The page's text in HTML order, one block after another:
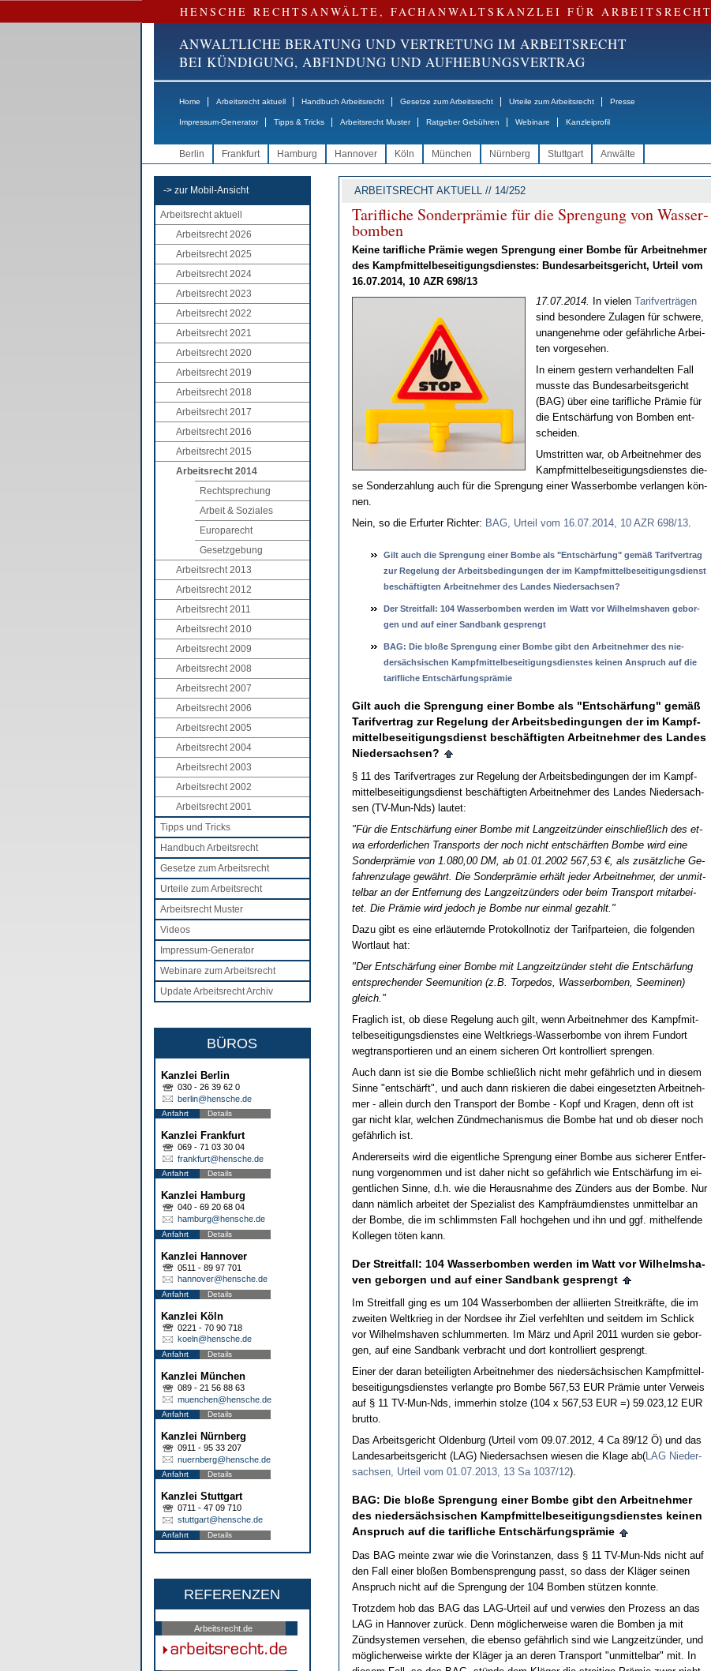
HENSCHE RECHTSANWÄLTE, FACHANWALTSKANZLEI FÜR ARBEITSRECHT
ANWALTLICHE BERATUNG UND VERTRETUNG IM ARBEITSRECHT
BEI KÜNDIGUNG, ABFINDUNG UND AUFHEBUNGSVERTRAG
Home Arbeitsrecht aktuell Handbuch Arbeitsrecht Gesetze zum Arbeitsrecht Urteile zum Arbeitsrecht Presse
Impressum-Generator Tipps & Tricks Arbeitsrecht Muster Ratgeber Gebühren Webinare Kanzleiprofil
Berlin Frankfurt Hamburg Hannover Köln München Nürnberg Stuttgart Anwälte
-> zur Mobil-Ansicht
Arbeitsrecht aktuell
Arbeitsrecht 2026
Arbeitsrecht 2025
Arbeitsrecht 2024
Arbeitsrecht 2023
Arbeitsrecht 2022
Arbeitsrecht 2021
Arbeitsrecht 2020
Arbeitsrecht 2019
Arbeitsrecht 2018
Arbeitsrecht 2017
Arbeitsrecht 2016
Arbeitsrecht 2015
Arbeitsrecht 2014
Rechtsprechung
Arbeit & Soziales
Europarecht
Gesetzgebung
Arbeitsrecht 2013
Arbeitsrecht 2012
Arbeitsrecht 2011
Arbeitsrecht 2010
Arbeitsrecht 2009
Arbeitsrecht 2008
Arbeitsrecht 2007
Arbeitsrecht 2006
Arbeitsrecht 2005
Arbeitsrecht 2004
Arbeitsrecht 2003
Arbeitsrecht 2002
Arbeitsrecht 2001
Tipps und Tricks
Handbuch Arbeitsrecht
Gesetze zum Arbeitsrecht
Urteile zum Arbeitsrecht
Arbeitsrecht Muster
Videos
Impressum-Generator
Webinare zum Arbeitsrecht
Update Arbeitsrecht Archiv
BÜROS
Kanzlei Berlin
030 - 26 39 62 0
berlin@hensche.de
Anfahrt Details
Kanzlei Frankfurt
069 - 71 03 30 04
frankfurt@hensche.de
Anfahrt Details
Kanzlei Hamburg
040 - 69 20 68 04
hamburg@hensche.de
Anfahrt Details
Kanzlei Hannover
0511 - 89 97 701
hannover@hensche.de
Anfahrt Details
Kanzlei Köln
0221 - 70 90 718
koeln@hensche.de
Anfahrt Details
Kanzlei München
089 - 21 56 88 63
muenchen@hensche.de
Anfahrt Details
Kanzlei Nürnberg
0911 - 95 33 207
nuernberg@hensche.de
Anfahrt Details
Kanzlei Stuttgart
0711 - 47 09 710
stuttgart@hensche.de
Anfahrt Details
REFERENZEN
Arbeitsrecht.de
ARBEITSRECHT AKTUELL // 14/252
Ta­rif­li­che Son­der­prä­mie für die Spren­gung von Was­ser­
bom­ben
Kei­ne ta­rif­li­che Prä­mie we­gen Spren­gung ei­ner Bom­be für Ar­beit­neh­mer
des Kampf­mit­tel­be­sei­ti­gungs­diens­tes: Bun­des­ar­beits­ge­richt, Ur­teil vom
16.07.2014, 10 AZR 698/13
17.07.2014. In vie­len Ta­rif­ver­trä­gen
sind be­son­de­re Zu­la­gen für schwe­re,
un­an­ge­neh­me oder ge­fähr­li­che Ar­bei­
ten vor­ge­se­hen.
In ei­nem ges­tern ver­han­del­ten Fall
muss­te das Bun­des­ar­beits­ge­richt
(BAG) über ei­ne ta­rif­li­che Prä­mie für
die Ent­schär­fung von Bom­ben ent­
schei­den.
Um­strit­ten war, ob Ar­beit­neh­mer des
Kampf­mit­tel­be­sei­ti­gungs­diens­tes die­
se Son­der­zah­lung auch für die Spren­gung ei­ner Was­ser­bom­be ver­lan­gen kön­
nen.
Nein, so die Er­fur­ter Rich­ter: BAG, Ur­teil vom 16.07.2014, 10 AZR 698/13.
Gilt auch die Spren­gung ei­ner Bom­be als "Entschärfung" gemäß Ta­rif­ver­trag
zur Re­ge­lung der Ar­beits­be­din­gun­gen der im Kampf­mit­tel­be­sei­ti­gungs­dienst
beschäftig­ten Ar­beit­neh­mer des Lan­des Nie­der­sach­sen?
Der Streit­fall: 104 Was­ser­bom­ben wer­den im Watt vor Wil­helms­ha­ven ge­bor­
gen und auf ei­ner Sand­bank ge­sprengt
BAG: Die bloße Spren­gung ei­ner Bom­be gibt den Ar­beit­neh­mer des nie­
dersäch­si­schen Kampf­mit­tel­be­sei­ti­gungs­diens­tes kei­nen An­spruch auf die
ta­rif­li­che Entschärfungs­prämie
Gilt auch die Spren­gung ei­ner Bom­be als "Entschärfung" gemäß
Ta­rif­ver­trag zur Re­ge­lung der Ar­beits­be­din­gun­gen der im Kampf­
mit­tel­be­sei­ti­gungs­dienst beschäftig­ten Ar­beit­neh­mer des Lan­des
Nie­der­sach­sen?
§ 11 des Ta­rif­ver­tra­ges zur Re­ge­lung der Ar­beits­be­din­gun­gen der im Kampf­
mit­tel­be­sei­ti­gungs­dienst beschäftig­ten Ar­beit­neh­mer des Lan­des Nie­der­sach­
sen (TV-Mun-Nds) lau­tet:
"Für die Entschärfung ei­ner Bom­be mit Lang­zeitzünder ein­sch­ließlich des et­
wa er­for­der­li­chen Trans­ports der noch nicht entschärf­ten Bom­be wird ei­ne
Son­der­prämie von 1.080,00 DM, ab 01.01.2002 567,53 €, als zusätz­li­che Ge­
fah­ren­zu­la­ge gewährt. Die Son­der­prämie erhält je­der Ar­beit­neh­mer, der un­mit­
tel­bar an der Ent­fer­nung des Lang­zeitzünders oder beim Trans­port mit­ar­bei­
tet. Die Prämie wird je­doch je Bom­be nur ein­mal ge­zahlt."
Da­zu gibt es ei­ne erläutern­de Pro­to­koll­no­tiz der Ta­rif­par­tei­en, die fol­gen­den
Wort­laut hat:
"Der Entschärfung ei­ner Bom­be mit Lang­zeitzünder steht die Entschärfung
ent­spre­chen­der See­mu­ni­ti­on (z.B. Tor­pe­dos, Was­ser­bom­ben, See­mi­nen)
gleich."
Frag­lich ist, ob die­se Re­ge­lung auch gilt, wenn Ar­beit­neh­mer des Kampf­mit­
tel­be­sei­ti­gungs­diens­tes ei­ne Welt­kriegs-Was­ser­bom­be von ih­rem Fund­ort
weg­trans­por­tie­ren und an ei­nem si­che­ren Ort kon­trol­liert spren­gen.
Auch dann ist sie die Bom­be schließlich nicht mehr gefähr­lich und in die­sem
Sin­ne "entschärft", und auch dann ris­kie­ren die da­bei ein­ge­setz­ten Ar­beit­neh­
mer - al­lein durch den Trans­port der Bom­be - Kopf und Kra­gen, denn oft ist
gar nicht klar, wel­chen Zünd­me­cha­nis­mus die Bom­be hat und ob die­ser noch
gefähr­lich ist.
An­de­rer­seits wird die ei­gent­li­che Spren­gung ei­ner Bom­be aus si­che­rer Ent­fer­
nung vor­ge­nom­men und ist da­her nicht so gefähr­lich wie Entschärfung im ei­
gent­li­chen Sin­ne, d.h. wie die Her­aus­nah­me des Zünders aus der Bom­be. Nur
dann nämlich ar­bei­tet der Spe­zia­list des Kampfräum­diens­tes un­mit­tel­bar an
der Bom­be, die im schlimms­ten Fall hoch­ge­hen und ihn und ggf. mit­hel­fen­de
Kol­le­gen töten kann.
Der Streit­fall: 104 Was­ser­bom­ben wer­den im Watt vor Wil­helms­ha­
ven ge­bor­gen und auf ei­ner Sand­bank ge­sprengt
Im Streit­fall ging es um 104 Was­ser­bom­ben der al­li­ier­ten Streit­kräfte, die im
zwei­ten Welt­krieg in der Nord­see ihr Ziel ver­fehl­ten und seit­dem im Schlick
vor Wil­helms­ha­ven schlum­mer­ten. Im März und April 2011 wur­den sie ge­bor­
gen, auf ei­ne Sand­bank ver­bracht und dort kon­trol­liert ge­sprengt.
Ei­ner der dar­an be­tei­lig­ten Ar­beit­neh­mer des nie­dersäch­si­schen Kampf­mit­tel­
be­sei­ti­gungs­diens­tes ver­lang­te pro Bom­be 567,53 EUR Prämie un­ter Ver­weis
auf § 11 TV-Mun-Nds, im­mer­hin stol­ze (104 x 567,53 EUR =) 59.023,12 EUR
brut­to.
Das Ar­beits­ge­richt Ol­den­burg (Ur­teil vom 09.07.2012, 4 Ca 89/12 Ö) und das
Lan­des­ar­beits­ge­richt (LAG) Nie­der­sach­sen wie­sen die Kla­ge ab(LAG Nie­der­
sach­sen, Ur­teil vom 01.07.2013, 13 Sa 1037/12).
BAG: Die bloße Spren­gung ei­ner Bom­be gibt den Ar­beit­neh­mer
des nie­dersäch­si­schen Kampf­mit­tel­be­sei­ti­gungs­diens­tes kei­nen
An­spruch auf die ta­rif­li­che Entschärfungs­prämie
Das BAG mein­te zwar wie die Vor­in­stan­zen, dass § 11 TV-Mun-Nds nicht auf
den Fall ei­ner bloßen Bom­benspren­gung passt, so dass der Kläger sei­nen
An­spruch nicht auf die Spren­gung der 104 Bom­ben stützen konn­te.
Trotz­dem hob das BAG das LAG-Ur­teil auf und ver­wies den Pro­zess an das
LAG in Han­no­ver zurück. Denn mögli­cher­wei­se wa­ren die Bom­ben ja mit
Zünd­sys­te­men ver­se­hen, die eben­so gefähr­lich sind wie Lang­zeitzünder, und
mögli­cher­wei­se wirk­te der Kläger ja an de­ren Trans­port "un­mit­tel­bar" mit. In